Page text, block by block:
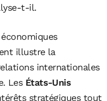
t-il.
illustre la
internationales
Les États-Unis
stratégiques tout